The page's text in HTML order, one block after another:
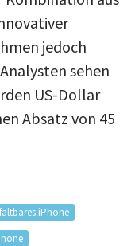
jedoch
sehen
US-Dollar
Absatz von 45
faltbares iPhone